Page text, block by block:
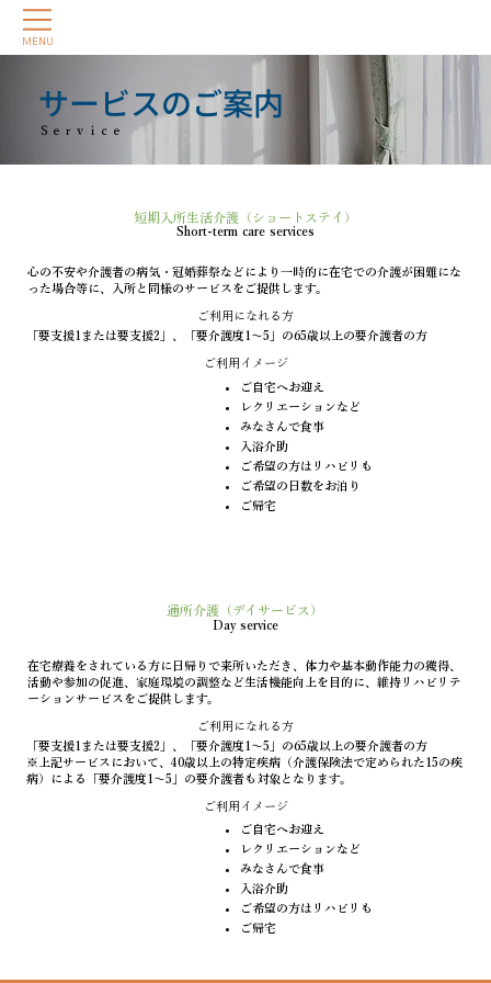
MENU
サービスのご案内
Ｓｅｒｖｉｃｅ
短期入所生活介護（ショートステイ）
Short-term care services
心の不安や介護者の病気・冠婚葬祭などにより一時的に在宅での介護が困難にな
った場合等に、入所と同様のサービスをご提供します。
ご利用になれる方
「要支援1または要支援2」、「要介護度1～5」の65歳以上の要介護者の方
ご利用イメージ
ご自宅へお迎え
レクリエーションなど
みなさんで食事
入浴介助
ご希望の方はリハビリも
ご希望の日数をお泊り
ご帰宅
通所介護（デイサービス）
Day service
在宅療養をされている方に日帰りで来所いただき、体力や基本動作能力の獲得、
活動や参加の促進、家庭環境の調整など生活機能向上を目的に、維持リハビリテ
ーションサービスをご提供します。
ご利用になれる方
「要支援1または要支援2」、「要介護度1～5」の65歳以上の要介護者の方
※上記サービスにおいて、40歳以上の特定疾病（介護保険法で定められた15の疾
病）による「要介護度1～5」の要介護者も対象となります。
ご利用イメージ
ご自宅へお迎え
レクリエーションなど
みなさんで食事
入浴介助
ご希望の方はリハビリも
ご帰宅